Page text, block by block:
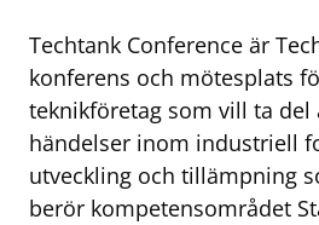
Techtank Conference är
konferens och mötesplats
teknikföretag som vill ta del
händelser inom industriell
utveckling och tillämpning
berör kompetensområdet